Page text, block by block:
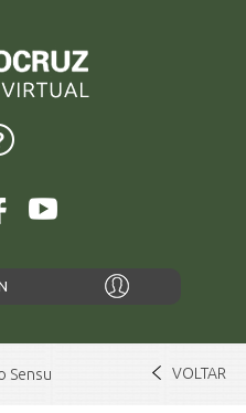
Sensu VOLTAR